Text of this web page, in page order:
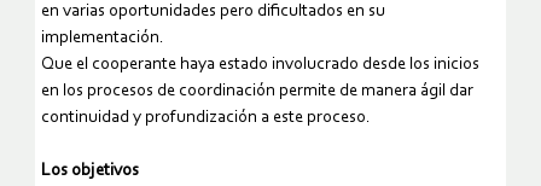
en varias oportunidades pero dificultados en su
implementación.
Que el cooperante haya estado involucrado desde los inicios
en los procesos de coordinación permite de manera ágil dar
continuidad y profundización a este proceso.
Los objetivos